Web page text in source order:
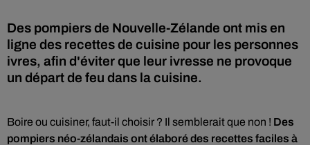
Des pompiers de Nouvelle-Zélande ont mis en
ligne des recettes de cuisine pour les personnes
ivres, afin d'éviter que leur ivresse ne provoque
un départ de feu dans la cuisine.
Boire ou cuisiner, faut-il choisir ? Il semblerait que non ! Des
pompiers néo-zélandais ont élaboré des recettes faciles à